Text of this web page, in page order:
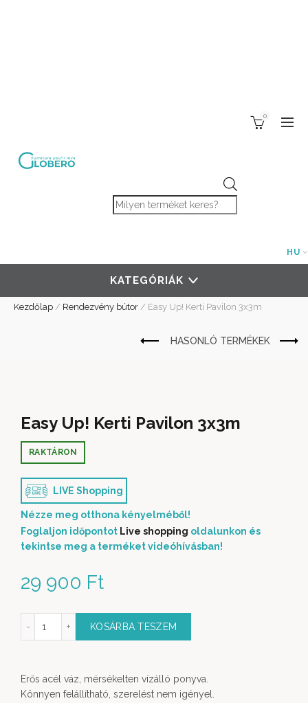
Products search
0
HU
KATEGÓRIÁK
Kezdőlap / Rendezvény bútor / Easy Up! Kerti Pavilon 3x3m
Easy Up! Kerti Pavilon 3x3m
29 900 Ft
RAKTÁRON
LIVE Shopping
Nézze meg otthona kényelméből!
Foglaljon időpontot Live shopping oldalunkon és
tekintse meg a terméket videóhívásban!
Pavilon 3x3m mennyiség
KOSÁRBA TESZEM
Erős acél váz, mérsékelten vízálló ponyva.
Könnyen felállítható, szerelést nem igényel.